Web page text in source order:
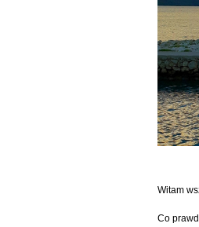
Witam
Co